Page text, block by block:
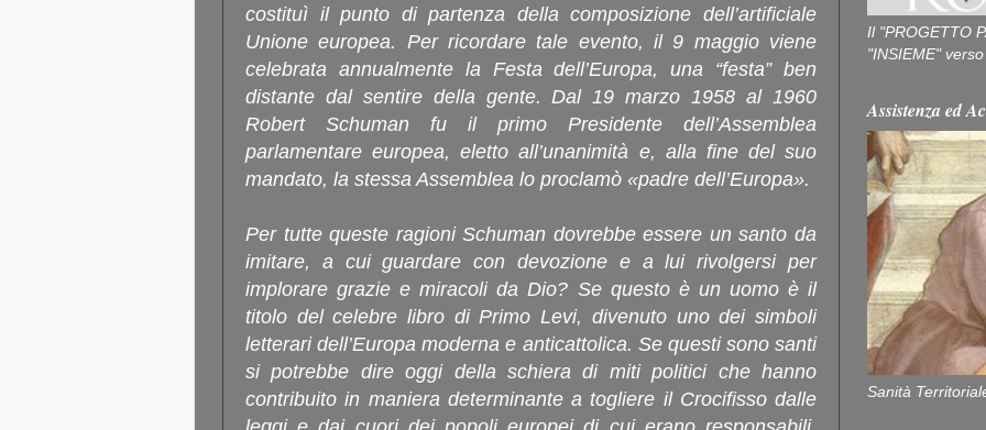
costituì il punto di partenza della composizione dell’artificiale
Unione europea. Per ricordare tale evento, il 9 maggio viene
celebrata annualmente la Festa dell’Europa, una “festa” ben
distante dal sentire della gente. Dal 19 marzo 1958 al 1960
Robert Schuman fu il primo Presidente dell’Assemblea
parlamentare europea, eletto all’unanimità e, alla fine del suo
mandato, la stessa Assemblea lo proclamò «padre dell’Europa».
Per tutte queste ragioni Schuman dovrebbe essere un santo da
imitare, a cui guardare con devozione e a lui rivolgersi per
implorare grazie e miracoli da Dio? Se questo è un uomo è il
titolo del celebre libro di Primo Levi, divenuto uno dei simboli
letterari dell’Europa moderna e anticattolica. Se questi sono santi
si potrebbe dire oggi della schiera di miti politici che hanno
contribuito in maniera determinante a togliere il Crocifisso dalle
Il "PROGETTO
"INSIEME"
Assistenza ed
Sanità